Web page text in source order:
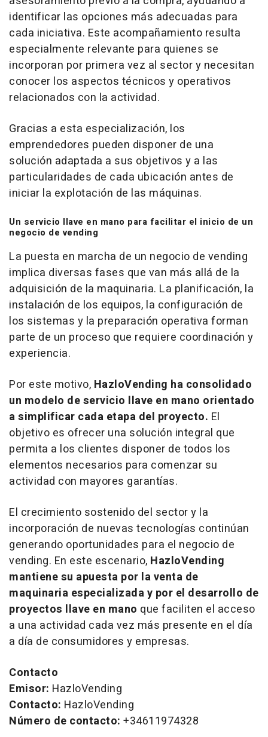
identificar las opciones más adecuadas para
cada iniciativa. Este acompañamiento resulta
especialmente relevante para quienes se
incorporan por primera vez al sector y necesitan
conocer los aspectos técnicos y operativos
relacionados con la actividad.
Gracias a esta especialización, los
emprendedores pueden disponer de una
solución adaptada a sus objetivos y a las
particularidades de cada ubicación antes de
iniciar la explotación de las máquinas.
Un servicio llave en mano para facilitar el inicio de un
negocio devending
La puesta en marcha de un negocio de vending
implica diversas fases que van más allá de la
adquisición de la maquinaria. La planificación, la
instalación de los equipos, la configuración de
los sistemas y la preparación operativa forman
parte de un proceso que requiere coordinación y
experiencia.
Por este motivo, HazloVending ha consolidado
un modelo de servicio llave en mano orientado
a simplificar cada etapa del proyecto. El
objetivo es ofrecer una solución integral que
permita a los clientes disponer de todos los
elementos necesarios para comenzar su
actividad con mayores garantías.
El crecimiento sostenido del sector y la
incorporación de nuevas tecnologías continúan
generando oportunidades para el negocio de
vending. En este escenario, HazloVending
mantiene su apuesta por la venta de
maquinaria especializada y por el desarrollo de
proyectos llave en mano que faciliten el acceso
a una actividad cada vez más presente en el día
a día de consumidores y empresas.
Contacto
Emisor: HazloVending
Contacto: HazloVending
Número de contacto: +34611974328